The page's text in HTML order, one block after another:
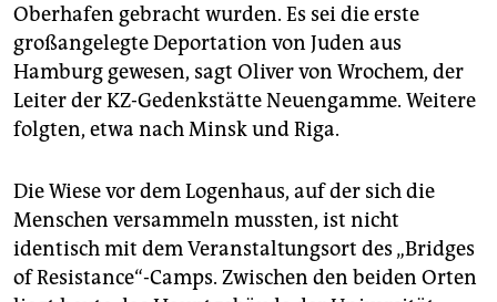
Oberhafen gebracht wurden. Es sei die erste
großangelegte Deportation von Juden aus
Hamburg gewesen, sagt Oliver von Wrochem, der
Leiter der KZ-Gedenkstätte Neuengamme. Weitere
folgten, etwa nach Minsk und Riga.
Die Wiese vor dem Logenhaus, auf der sich die
Menschen versammeln mussten, ist nicht
identisch mit dem Veranstaltungsort des „Bridges
of Resistance“-Camps. Zwischen den beiden Orten